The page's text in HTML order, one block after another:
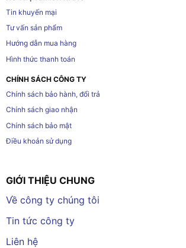
Tin khuyến mại
Tư vấn sản phẩm
Hướng dẫn mua hàng
Hình thức thanh toán
CHÍNH SÁCH CÔNG TY
Chính sách bảo hành, đổi trả
Chính sách giao nhận
Chính sách bảo mật
Điều khoản sử dụng
GIỚI THIỆU CHUNG
Về công ty chúng tôi
Tin tức công ty
Liên hệ